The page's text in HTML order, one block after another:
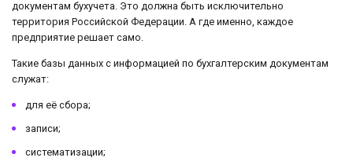
документам бухучета. Это должна быть исключительно
территория Российской Федерации. А где именно, каждое
предприятие решает само.
Такие базы данных с информацией по бухгалтерским документам
служат:
для её сбора;
записи;
систематизации;